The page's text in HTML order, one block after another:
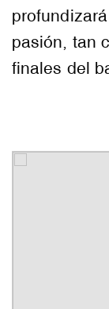
pasión, tan
finales del